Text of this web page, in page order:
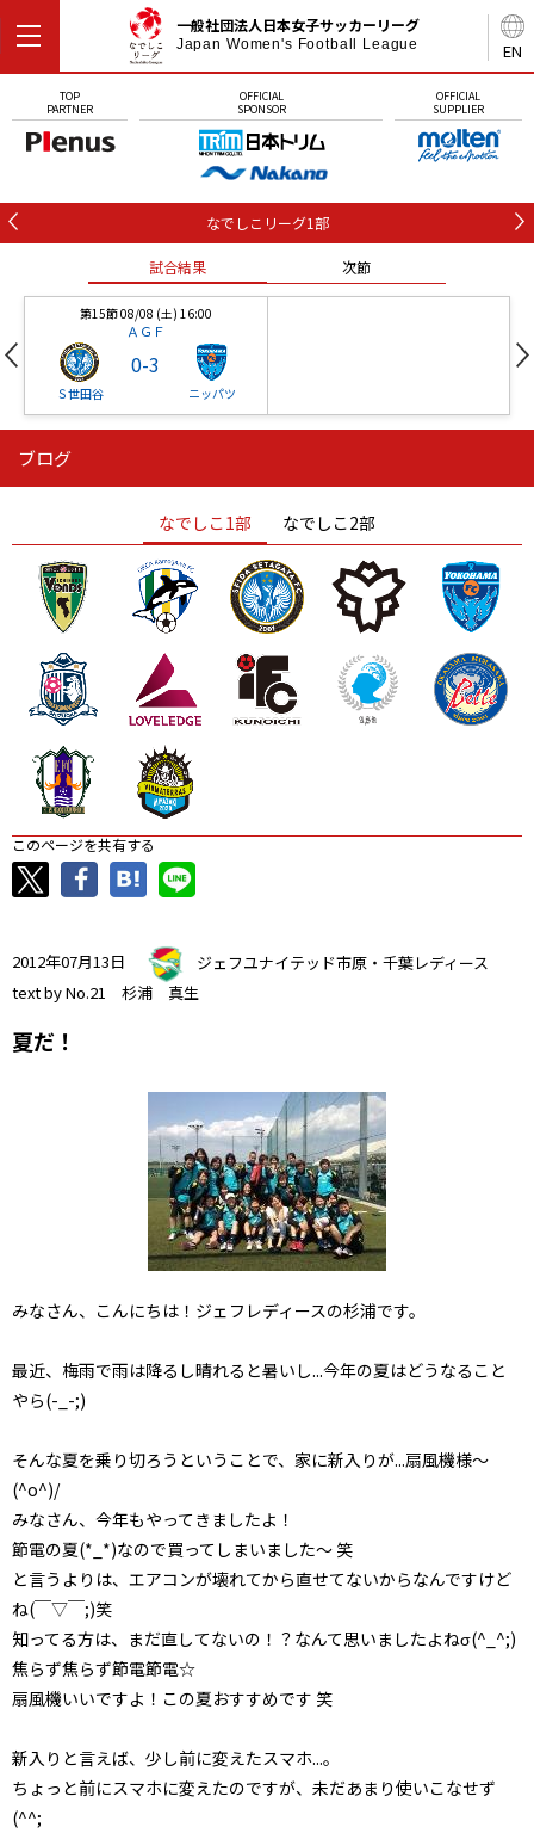
EN
一般社団法人日本女子サッカーリーグ
Japan Women's Football League
TOP
PARTNER
OFFICIAL
SPONSOR
OFFICIAL
SUPPLIER
なでしこリーグ1部
試合結果 次節
第15節 08/08 (土) 16:00
ＡＧＦ
Ｓ世田谷
0-3
ニッパツ
ニッパツ
ニッパツ 名古屋
石人の星
静岡 愛媛Ｌ
ブログ
なでしこ1部 なでしこ2部
このページを共有する
2012年07月13日
ジェフユナイテッド市原・千葉レディース
text by No.21 杉浦 真生
夏だ！
みなさん、こんにちは！ジェフレディースの杉浦です。
最近、梅雨で雨は降るし晴れると暑いし...今年の夏はどうなること
やら(-_-;)
そんな夏を乗り切ろうということで、家に新入りが...扇風機様～
(^o^)/
みなさん、今年もやってきましたよ！
節電の夏(*_*)なので買ってしまいました～ 笑
と言うよりは、エアコンが壊れてから直せてないからなんですけど
ね(￣▽￣;)笑
知ってる方は、まだ直してないの！？なんて思いましたよねσ(^_^;)
焦らず焦らず節電節電☆
扇風機いいですよ！この夏おすすめです 笑
新入りと言えば、少し前に変えたスマホ...。
ちょっと前にスマホに変えたのですが、未だあまり使いこなせず
(^^;